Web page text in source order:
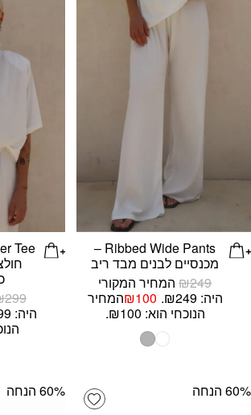
Ribbed Wide Pants –
מכנסיים לבנים מבד ריב
₪249
המחיר המקורי
היה: ₪249.
₪100
המחיר
הנוכחי הוא: ₪100.
299
היה: ₪299.
Add wishlist ‫60% הנחה ‫60% הנחה